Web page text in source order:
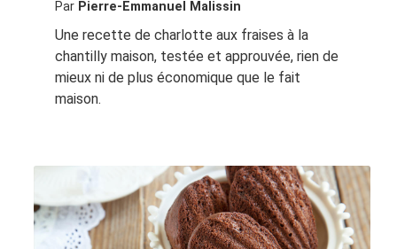
Par Pierre-Emmanuel Malissin
Une recette de charlotte aux fraises à la
chantilly maison, testée et approuvée, rien de
mieux ni de plus économique que le fait
maison.